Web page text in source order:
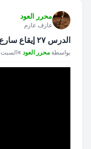
محرر العود
عازف عازم
الدرس ٢٧ إيقاع سارع صنعاني ابورامي
مشاركة
بواسطة محرر العود »السبت 11-4-2026 7:51 am